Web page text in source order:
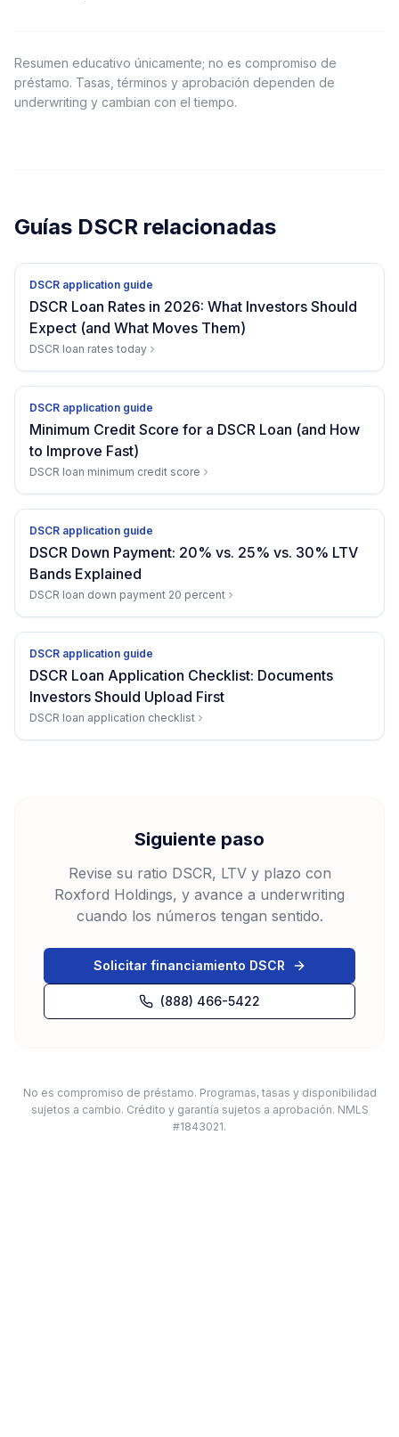
Resumen educativo únicamente; no es compromiso de
préstamo. Tasas, términos y aprobación dependen de
underwriting y cambian con el tiempo.
Guías DSCR relacionadas
DSCR application guide
DSCR Loan Rates in 2026: What Investors Should
Expect (and What Moves Them)
DSCR loan rates today
DSCR application guide
Minimum Credit Score for a DSCR Loan (and How
to Improve Fast)
DSCR loan minimum credit score
DSCR application guide
DSCR Down Payment: 20% vs. 25% vs. 30% LTV
Bands Explained
DSCR loan down payment 20 percent
DSCR application guide
DSCR Loan Application Checklist: Documents
Investors Should Upload First
DSCR loan application checklist
Siguiente paso
Revise su ratio DSCR, LTV y plazo con
Roxford Holdings, y avance a underwriting
cuando los números tengan sentido.
Solicitar financiamiento DSCR
(888) 466-5422
No es compromiso de préstamo. Programas, tasas y disponibilidad
sujetos a cambio. Crédito y garantía sujetos a aprobación. NMLS
#1843021.